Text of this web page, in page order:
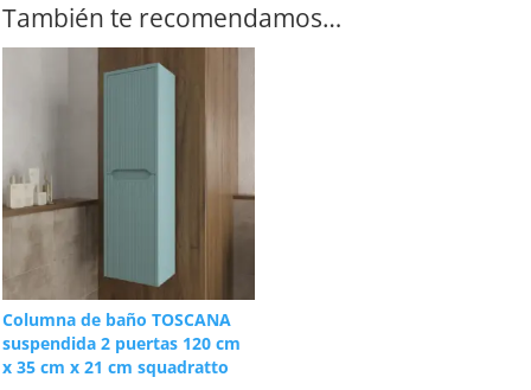
También te recomendamos…
Columna de baño TOSCANA
suspendida 2 puertas 120 cm
x 35 cm x 21 cm squadratto